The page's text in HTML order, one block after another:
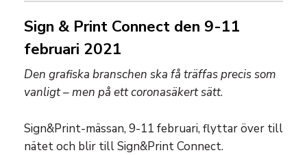
Sign & Print Connect den 9-11
februari 2021
Den grafiska branschen ska få träffas precis som
vanligt – men på ett coronasäkert sätt.
Sign&Print-mässan, 9-11 februari, flyttar över till
nätet och blir till Sign&Print Connect.